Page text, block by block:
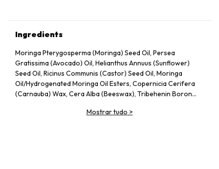
Ingredients
Moringa Pterygosperma (Moringa) Seed Oil, Persea
Gratissima (Avocado) Oil, Helianthus Annuus (Sunflower)
Seed Oil, Ricinus Communis (Castor) Seed Oil, Moringa
Oil/Hydrogenated Moringa Oil Esters, Copernicia Cerifera
(Carnauba) Wax, Cera Alba (Beeswax), Tribehenin Boron
(Cucumber) Fruit Extract, Camellia Sinensis (Green Tea) Leaf
Mostrar tudo >